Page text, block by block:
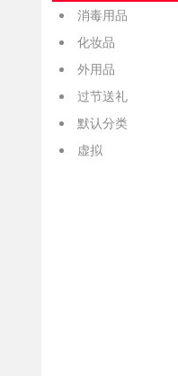
消毒用品
化妆品
外用品
过节送礼
默认分类
虚拟